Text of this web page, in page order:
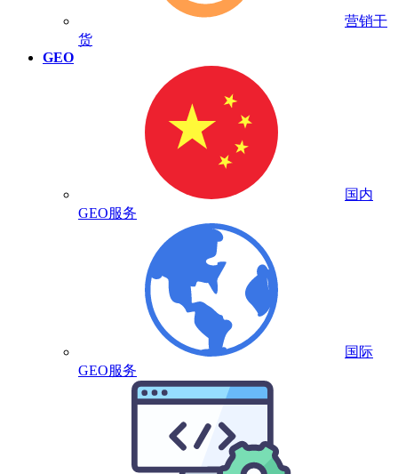
营销干
货
GEO
国内
GEO服务
国际
GEO服务